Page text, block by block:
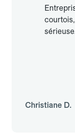
Christiane D.